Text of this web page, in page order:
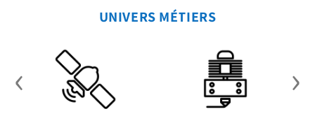
UNIVERS MÉTIERS
‹ ›